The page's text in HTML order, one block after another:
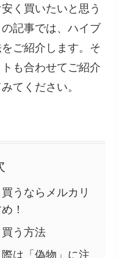
く買いたいと思う
記事では、ハイブ
ご紹介します。そ
も合わせてご紹介
てください。
うならメルカリ
！
う方法
は「偽物」に注